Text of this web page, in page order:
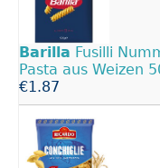
Barilla Fusilli
Pasta aus Weizen
€1.87